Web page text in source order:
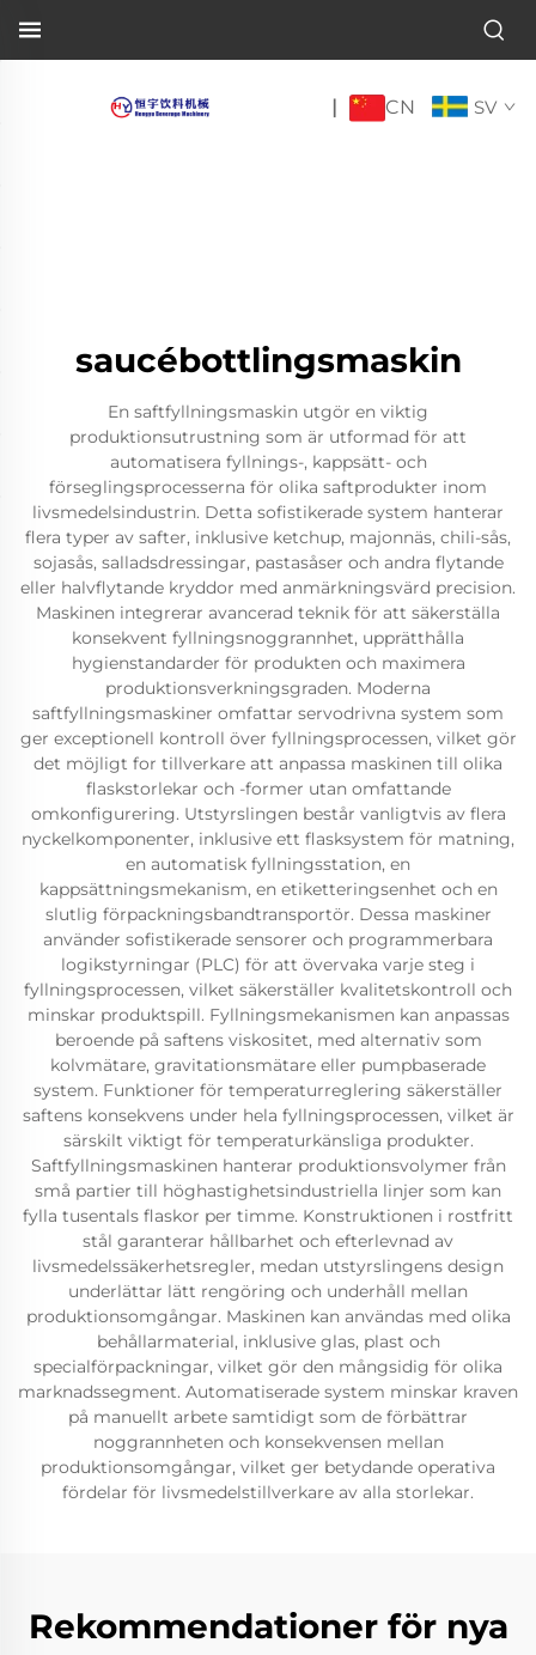
| CN SV
saucébottlingsmaskin
En saftfyllningsmaskin utgör en viktig
produktionsutrustning som är utformad för att
automatisera fyllnings-, kappsätt- och
förseglingsprocesserna för olika saftprodukter inom
livsmedelsindustrin. Detta sofistikerade system hanterar
flera typer av safter, inklusive ketchup, majonnäs, chili-sås,
sojasås, salladsdressingar, pastasåser och andra flytande
eller halvflytande kryddor med anmärkningsvärd precision.
Maskinen integrerar avancerad teknik för att säkerställa
konsekvent fyllningsnoggrannhet, upprätthålla
hygienstandarder för produkten och maximera
produktionsverkningsgraden. Moderna
saftfyllningsmaskiner omfattar servodrivna system som
ger exceptionell kontroll över fyllningsprocessen, vilket gör
det möjligt for tillverkare att anpassa maskinen till olika
flaskstorlekar och -former utan omfattande
omkonfigurering. Utstyrslingen består vanligtvis av flera
nyckelkomponenter, inklusive ett flasksystem för matning,
en automatisk fyllningsstation, en
kappsättningsmekanism, en etiketteringsenhet och en
slutlig förpackningsbandtransportör. Dessa maskiner
använder sofistikerade sensorer och programmerbara
logikstyrningar (PLC) för att övervaka varje steg i
fyllningsprocessen, vilket säkerställer kvalitetskontroll och
minskar produktspill. Fyllningsmekanismen kan anpassas
beroende på saftens viskositet, med alternativ som
kolvmätare, gravitationsmätare eller pumpbaserade
system. Funktioner för temperaturreglering säkerställer
saftens konsekvens under hela fyllningsprocessen, vilket är
särskilt viktigt för temperaturkänsliga produkter.
Saftfyllningsmaskinen hanterar produktionsvolymer från
små partier till höghastighetsindustriella linjer som kan
fylla tusentals flaskor per timme. Konstruktionen i rostfritt
stål garanterar hållbarhet och efterlevnad av
livsmedelssäkerhetsregler, medan utstyrslingens design
underlättar lätt rengöring och underhåll mellan
produktionsomgångar. Maskinen kan användas med olika
behållarmaterial, inklusive glas, plast och
specialförpackningar, vilket gör den mångsidig för olika
marknadssegment. Automatiserade system minskar kraven
på manuellt arbete samtidigt som de förbättrar
noggrannheten och konsekvensen mellan
produktionsomgångar, vilket ger betydande operativa
fördelar för livsmedelstillverkare av alla storlekar.
Rekommendationer för nya